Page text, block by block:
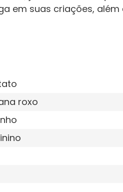
em suas criações, além
roxo